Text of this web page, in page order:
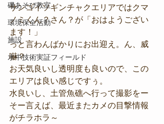
磯あそび教室
環境保全活動
施設
水中技術実証フィールド
サンゴイソギンチャクエリアではクマ
ノミくん？さん？が「おはようござい
ます！」
っと言わんばかりにお出迎え。ん、威
嚇？
お天気良いし透明度も良いので、この
エリアは良い感じですぅ。
水良いし、土管魚礁へ行って撮影をー
そー言えば、最近またカメの目撃情報
がチラホラ～